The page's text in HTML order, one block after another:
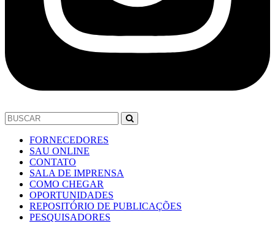
FORNECEDORES
SAU ONLINE
CONTATO
SALA DE IMPRENSA
COMO CHEGAR
OPORTUNIDADES
REPOSITÓRIO DE PUBLICAÇÕES
PESQUISADORES